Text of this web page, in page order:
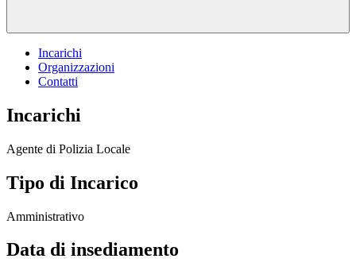
Incarichi
Organizzazioni
Contatti
Incarichi
Agente di Polizia Locale
Tipo di Incarico
Amministrativo
Data di insediamento